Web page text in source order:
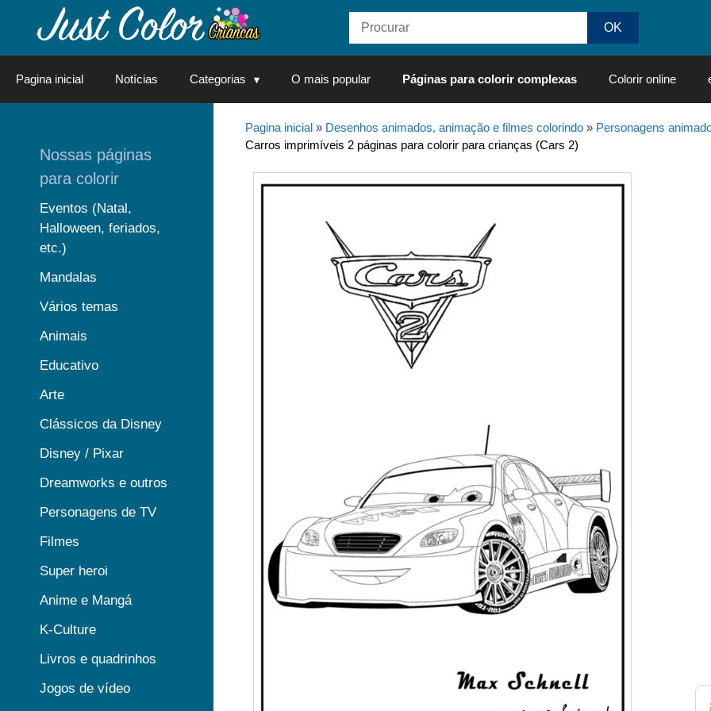
Pagina inicial Notícias Categorias O mais popular Páginas para colorir complexas Colorir online
Pagina inicial» Desenhos animados, animação e filmes colorindo» Personagens
Carros imprimíveis 2 páginas para colorir para crianças (Cars 2)
Nossas páginas
para colorir
Eventos (Natal,
Halloween, feriados,
etc.)
Mandalas
Vários temas
Animais
Educativo
Arte
Clássicos da Disney
Disney / Pixar
Dreamworks e outros
Personagens de TV
Filmes
Super heroi
Anime e Mangá
K-Culture
Livros e quadrinhos
Jogos de vídeo